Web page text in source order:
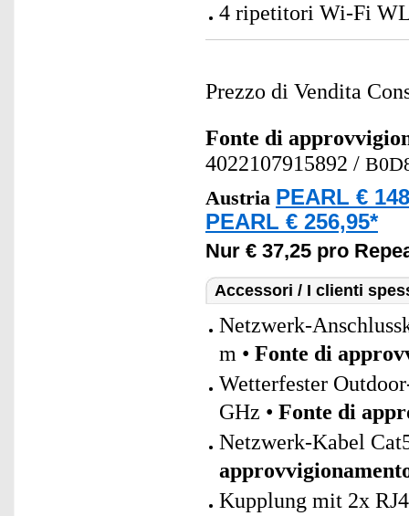
4 ripetitori Wi-Fi
Prezzo di Vendita
Fonte di
4022107915892 /
Austria PEARL €
PEARL € 256,95*
Nur € 37,25 pro
Accessori / I clienti
Netzwerk-
m • Fonte di
Wetterfester
GHz • Fonte di
Netzwerk-Kabel
Kupplung mit 2x